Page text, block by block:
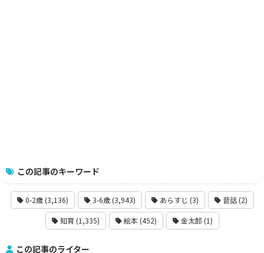
この記事のキーワード
0-2歳 (3,136) 3-6歳 (3,943) あらすじ (3) 昔話 (2)
知育 (1,335) 絵本 (452) 金太郎 (1)
この記事のライター